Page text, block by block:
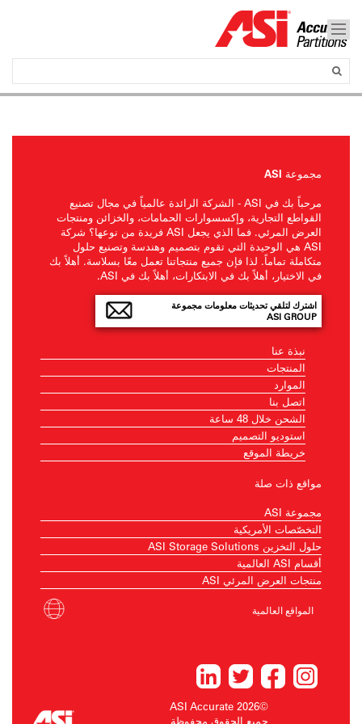
مجموعة ASI
مرحباً بك في ASI - الشركة الرائدة عالمياً في مجال تصنيع
القواطع التجارية، وإكسسوارات الحمامات، والخزائن ومنتجات
العرض المرئي. فما الذي يجعل ASI فريدة من نوعها؟ شركة
ASI هي الوحيدة التي تقوم بتصميم وهندسة وتصنيع حلول
متكاملة تماماً. لذا فإن جميع منتجاتنا تعمل معًا بسلاسة. أهلاً بك
في الاختيار، أهلاً بك في الابتكارات، أهلاً بك في ASI.
اشترك لتلقي تحديثات معلومات مجموعة
ASI GROUP
نبذة عنا
المنتجات
الموارد
اتصل بنا
الشحن خلال 48 ساعة
استوديو التصميم
خريطة الموقع
مواقع ذات صلة
مجموعة ASI
التخصّصات الأمريكية
حلول التخزين ASI Storage Solutions
أقسام ASI العالمية
منتجات العرض المرئي ASI
المواقع العالمية
©2026 ASI Accurate
جميع الحقوق محفوظة